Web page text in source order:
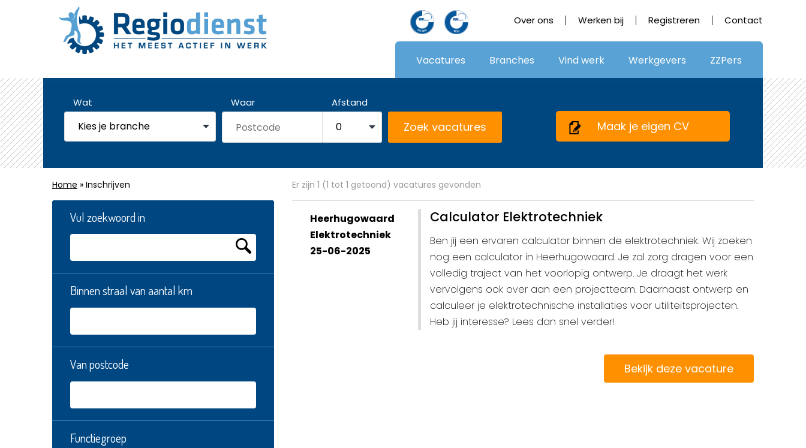
Over ons Werken bij Registreren Contact
Vacatures Branches Vind werk Werkgevers ZZPers
Wat Waar Afstand
Maak je eigen CV
Home » Inschrijven Er zijn 1 (1 tot 1 getoond) vacatures gevonden
Vul zoekwoord in
Binnen straal van aantal km
Van postcode
Functiegroep
Heerhugowaard
Elektrotechniek
25-06-2025
Calculator Elektrotechniek
Ben jij een ervaren calculator binnen de elektrotechniek. Wij zoeken
nog een calculator in Heerhugowaard. Je zal zorg dragen voor een
volledig traject van het voorlopig ontwerp. Je draagt het werk
vervolgens ook over aan een projectteam. Daarnaast ontwerp en
calculeer je elektrotechnische installaties voor utiliteitsprojecten.
Heb jij interesse? Lees dan snel verder!
Bekijk deze vacature